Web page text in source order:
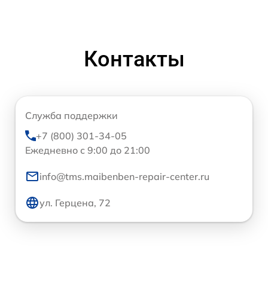
Контакты
Служба поддержки
+7 (800) 301-34-05
Ежедневно с 9:00 до 21:00
info@tms.maibenben-repair-center.ru
ул. Герцена, 72